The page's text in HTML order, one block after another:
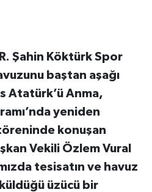
Şahin Köktürk Spor
baştan aşağı
Atatürk’ü Anma,
yeniden
töreninde konuşan
Vekili Özlem Vural
tesisatın ve havuz
üzücü bir